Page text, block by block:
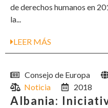
de derechos humanos en
la...
LEER MÁS
Consejo de Europa
Noticia
2018
Albania: